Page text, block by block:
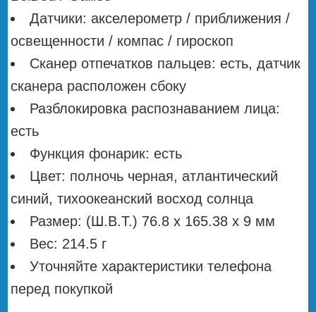
Датчики: акселерометр / приближения /
освещенности / компас / гироскоп
Сканер отпечатков пальцев: есть, датчик
сканера расположен сбоку
Разблокировка распознаванием лица:
есть
Функция фонарик: есть
Цвет: полночь черная, атлантический
синий, тихоокеанский восход солнца
Размер: (Ш.В.Т.) 76.8 х 165.38 х 9 мм
Вес: 214.5 г
Уточняйте характеристики телефона
перед покупкой